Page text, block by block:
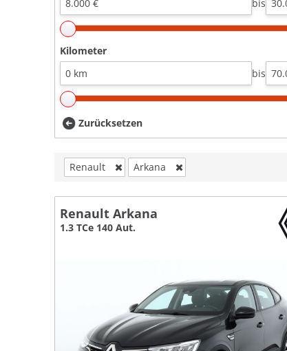
bis
Kilometer
bis
Zurücksetzen
Renault Arkana
Renault Arkana
1.3 TCe 140 Aut.